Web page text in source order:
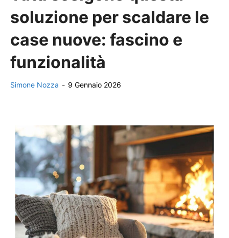
soluzione per scaldare le
case nuove: fascino e
funzionalità
Simone Nozza - 9 Gennaio 2026